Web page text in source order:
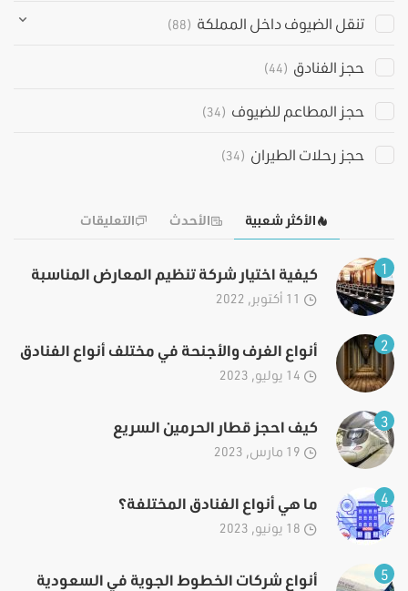
تنقل الضيوف داخل المملكة (88)
حجز الفنادق (44)
حجز المطاعم للضيوف (34)
حجز رحلات الطيران (34)
الأكثر شعبية الأحدث التعليقات
1 كيفية اختيار شركة تنظيم المعارض المناسبة
2 أنواع الغرف والأجنحة في مختلف أنواع الفنادق
3 كيف احجز قطار الحرمين السريع
4 ما هي أنواع الفنادق المختلفة؟
5 أنواع شركات الخطوط الجوية في السعودية